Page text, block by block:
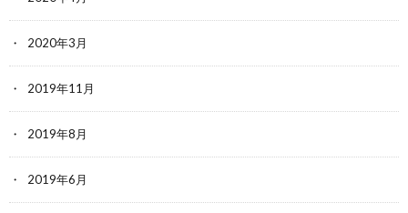
2020年3月
2019年11月
2019年8月
2019年6月